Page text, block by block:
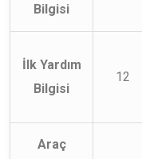
Bilgisi
İlk Yardım
Bilgisi
12
Araç